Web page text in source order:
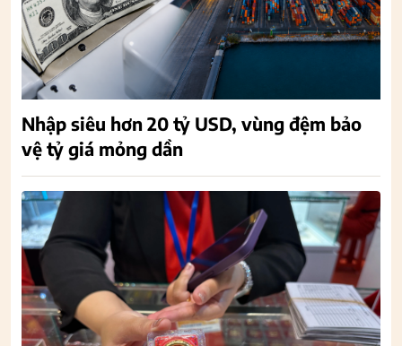
Nhập siêu hơn 20 tỷ USD, vùng đệm bảo
vệ tỷ giá mỏng dần